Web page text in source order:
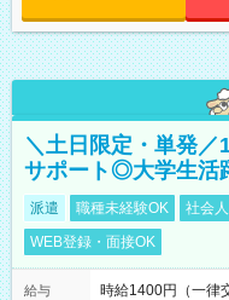
＼土日限定・単発
サポート◎大学生活
派遣 職種未経験OK 社会
WEB登録・面接OK
給与
時給1400円（一